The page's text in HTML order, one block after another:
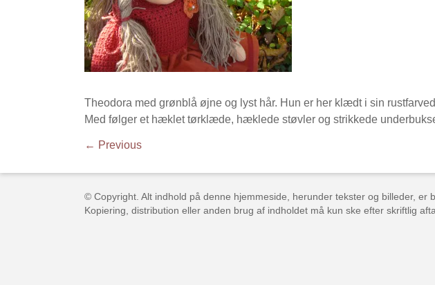
Theodora med grønblå øjne og lyst hår. Hun er her klædt i sin
Med følger et hæklet tørklæde, hæklede støvler og strikkede
← Previous
© Copyright. Alt indhold på denne hjemmeside, herunder tekster og billeder, er
Kopiering, distribution eller anden brug af indholdet må kun ske efter skriftlig